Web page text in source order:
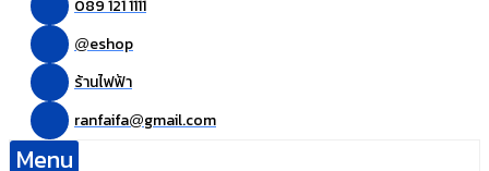
089 121 1111
@eshop
ร้านไฟฟ้า
ranfaifa@gmail.com
Menu